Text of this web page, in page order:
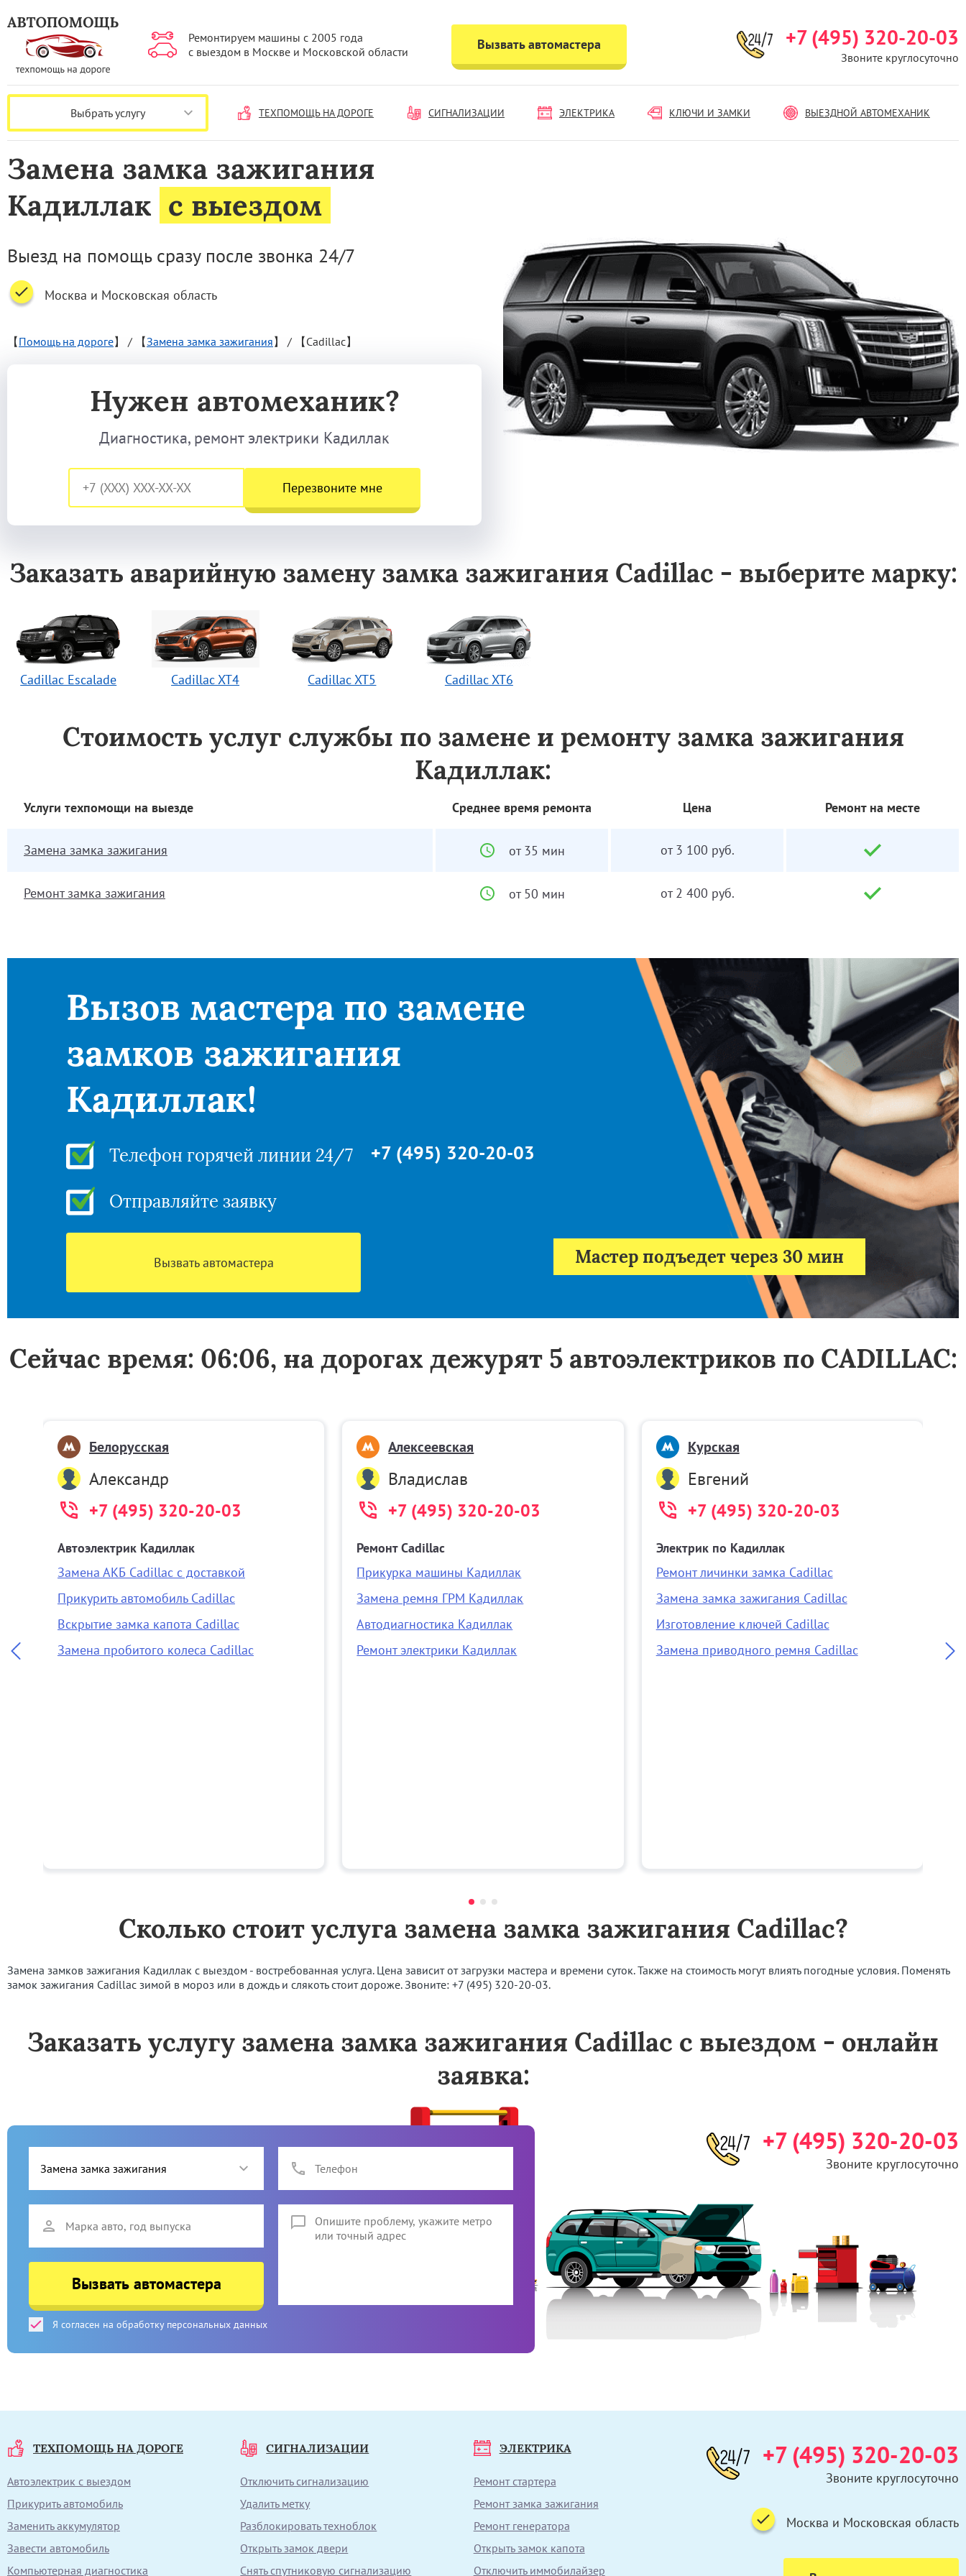
Ремонтируем машины с 2005 года
с выездом в Москве и Московской области
Вызвать автомастера +7 (495) 320-20-03
Звоните круглосуточно
Выбрать услугу ТЕХПОМОЩЬ НА ДОРОГЕ СИГНАЛИЗАЦИИ ЭЛЕКТРИКА КЛЮЧИ И ЗАМКИ ВЫЕЗДНОЙ АВТОМЕХАНИК
Замена замка зажигания
Кадиллак с выездом
Выезд на помощь сразу после звонка 24/7
Москва и Московская область
【Помощь на дороге】 / 【Замена замка зажигания】 / 【Cadillac】
Нужен автомеханик?
Диагностика, ремонт электрики Кадиллак
Перезвоните мне
Заказать аварийную замену замка зажигания Cadillac - выберите марку:
Cadillac Escalade Cadillac XT4 Cadillac XT5 Cadillac XT6
Стоимость услуг службы по замене и ремонту замка зажигания
Кадиллак:
Услуги техпомощи на выезде Среднее время ремонта Цена Ремонт на месте
Замена замка зажигания от 35 мин от 3 100 руб.
Ремонт замка зажигания от 50 мин от 2 400 руб.
Мастер подъедет через 30 мин
Вызов мастера по замене
замков зажигания
Кадиллак!
Телефон горячей линии 24/7
Отправляйте заявку
+7 (495) 320-20-03
Вызвать автомастера
Сейчас время: 06:06, на дорогах дежурят 5 автоэлектриков по CADILLAC:
Белорусская
Александр
+7 (495) 320-20-03
Автоэлектрик Кадиллак
Замена АКБ Cadillac с доставкой
Прикурить автомобиль Cadillac
Вскрытие замка капота Cadillac
Замена пробитого колеса Cadillac
Алексеевская
Владислав
+7 (495) 320-20-03
Ремонт Cadillac
Прикурка машины Кадиллак
Замена ремня ГРМ Кадиллак
Автодиагностика Кадиллак
Ремонт электрики Кадиллак
Курская
Евгений
+7 (495) 320-20-03
Электрик по Кадиллак
Ремонт личинки замка Cadillac
Замена замка зажигания Cadillac
Изготовление ключей Cadillac
Замена приводного ремня Cadillac
Сколько стоит услуга замена замка зажигания Cadillac?
Замена замков зажигания Кадиллак с выездом - востребованная услуга. Цена зависит от загрузки мастера и времени суток. Также на стоимость могут влиять погодные условия. Поменять
замок зажигания Cadillac зимой в мороз или в дождь и слякоть стоит дороже. Звоните: +7 (495) 320-20-03.
Заказать услугу замена замка зажигания Cadillac с выездом - онлайн
заявка:
Вызвать автомастера
Я согласен на обработку персональных данных
+7 (495) 320-20-03
Звоните круглосуточно
ТЕХПОМОЩЬ НА ДОРОГЕ
Автоэлектрик с выездом
Прикурить автомобиль
Заменить аккумулятор
Завести автомобиль
Компьютерная диагностика
СИГНАЛИЗАЦИИ
Отключить сигнализацию
Удалить метку
Разблокировать техноблок
Открыть замок двери
Снять спутниковую сигнализацию
ЭЛЕКТРИКА
Ремонт стартера
Ремонт замка зажигания
Ремонт генератора
Открыть замок капота
Отключить иммобилайзер
+7 (495) 320-20-03
Звоните круглосуточно
Москва и Московская область